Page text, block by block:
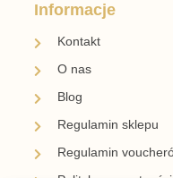
Informacje
Kontakt
O nas
Blog
Regulamin sklepu
Regulamin